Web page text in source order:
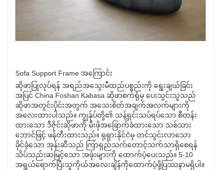
Sofa Support Frame အကြောင်း
ဆိုဖာပြုလုပ်ရန် အရည်အသွေးမီထည်ပစ္စည်းကို ရွေးချယ်ခြင်း
အပြင် China Foshan Kabasa ဆိုဖာစက်ရုံမှ ပေးသွင်းသူသည်
ဆိုဖာအတွင်းပိုင်းအတွက် အသေးစိတ်အချက်အလက်များကို
အလေးထားပါသည်။ ကျွန်ုပ်တို့၏ သန့်ရှင်းသပ်ရပ်သော စီတန်း
ထားသော ဒီဇိုင်းဆိုဖာကို မီးဖိုအခြောက်ခံထားသော သစ်သား
ဘောင်ဖြင့် ဖန်တီးထားသည်။ ရုရှားနိုင်ငံမှ တင်သွင်းလာသော
ခိုင်ခံ့သော အုန်းဆီသည် ကြာရှည်သက်တောင့်သက်သာရှိစေရန်
သိပ်သည်းဆမြင့်သော အဖုံးများကို ထောက်ပံ့ပေးသည်။ 5-10
အရွယ်ရောက်ပြီးသူကိုယ်အလေးချိန်ကိုထောက်ပံ့ဖို့ပြဿနာမရှိပါ။